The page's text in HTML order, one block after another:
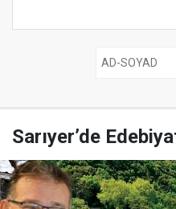
Sarıyer’de